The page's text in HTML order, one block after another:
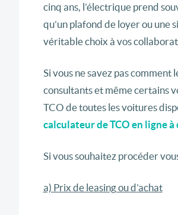
cinq ans, l’électrique prend
qu’un plafond de loyer ou
véritable choix à vos
Si vous ne savez pas
consultants et même certains
TCO de toutes les voitures
calculateur de TCO en ligne à
Si vous souhaitez procéder
a) Prix de leasing ou d’achat